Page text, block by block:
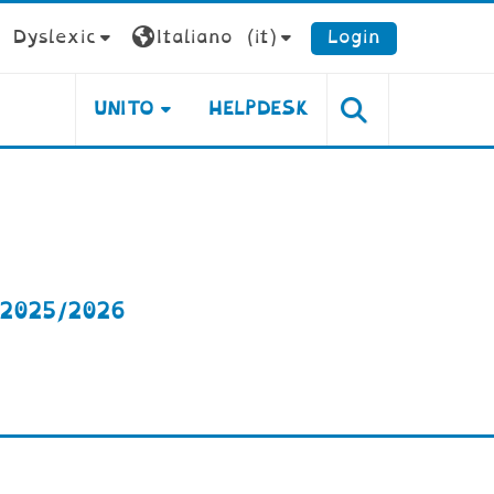
Dyslexic
Italiano ‎(it)‎ Login
UNITO HELPDESK
2026